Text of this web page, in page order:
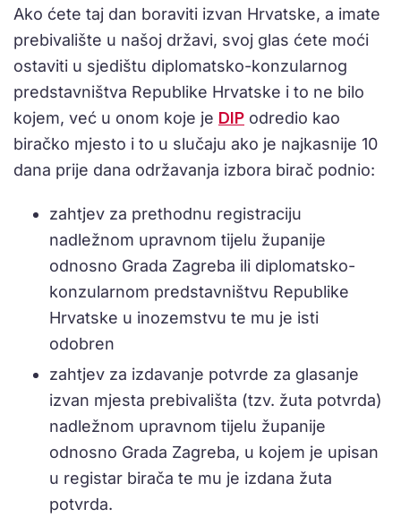
Ako ćete taj dan boraviti izvan Hrvatske, a imate
prebivalište u našoj državi, svoj glas ćete moći
ostaviti u sjedištu diplomatsko-konzularnog
predstavništva Republike Hrvatske i to ne bilo
kojem, već u onom koje je DIP odredio kao
biračko mjesto i to u slučaju ako je najkasnije 10
dana prije dana održavanja izbora birač podnio:
zahtjev za prethodnu registraciju
nadležnom upravnom tijelu županije
odnosno Grada Zagreba ili diplomatsko-
konzularnom predstavništvu Republike
Hrvatske u inozemstvu te mu je isti
odobren
zahtjev za izdavanje potvrde za glasanje
izvan mjesta prebivališta (tzv. žuta potvrda)
nadležnom upravnom tijelu županije
odnosno Grada Zagreba, u kojem je upisan
u registar birača te mu je izdana žuta
potvrda.